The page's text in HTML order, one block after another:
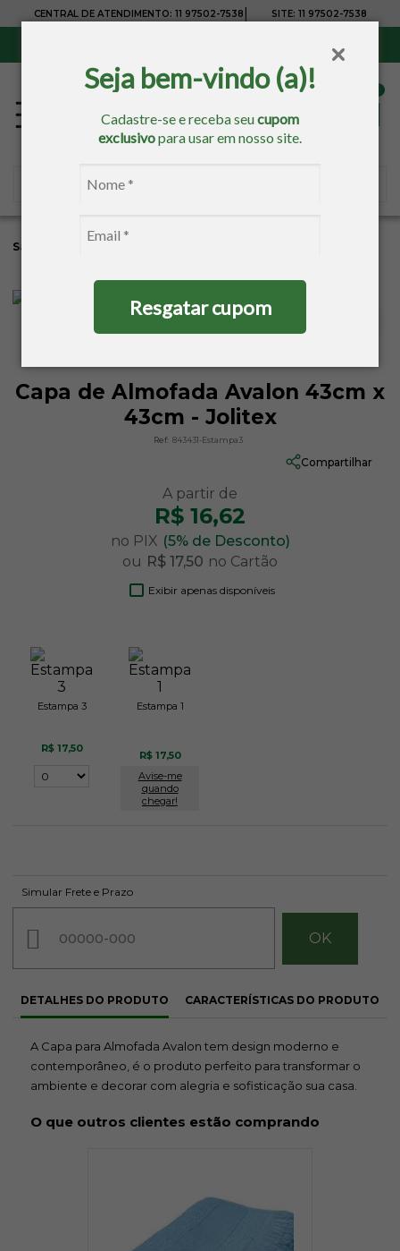
Seja bem-vindo (a)!
Cadastre-se e receba seucupom
exclusivopara usar em nosso site.
Resgatar cupom
CENTRAL DE ATENDIMENTO: 11 97502-7538 SITE: 11 97502-7538
Sacaria
Capa de Almofada Avalon 43cm x
43cm - Jolitex
Ref: 843431-Estampa3
Compartilhar
R$ 16,62
no PIX (5% de Desconto)
ou R$ 17,50 no Cartão
Exibir apenas disponíveis
Estampa 3
R$ 17,50
Estampa 1
R$ 17,50
Avise-me
quando
chegar!
Simular Frete e Prazo
DETALHES DO PRODUTO CARACTERÍSTICAS DO PRODUTO
A Capa para Almofada Avalon tem design moderno e
contemporâneo, é o produto perfeito para transformar o
ambiente e decorar com alegria e sofisticação sua casa.
O que outros clientes estão comprando